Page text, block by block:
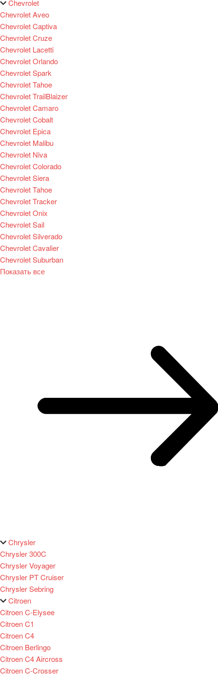
Chevrolet
Chevrolet Aveo
Chevrolet Captiva
Chevrolet Cruze
Chevrolet Lacetti
Chevrolet Orlando
Chevrolet Spark
Chevrolet Tahoe
Chevrolet TrailBlaizer
Chevrolet Camaro
Chevrolet Cobalt
Chevrolet Epica
Chevrolet Malibu
Chevrolet Niva
Chevrolet Colorado
Chevrolet Siera
Chevrolet Tahoe
Chevrolet Tracker
Chevrolet Onix
Chevrolet Sail
Chevrolet Silverado
Chevrolet Cavalier
Chevrolet Suburban
Показать все
Chrysler
Chrysler 300C
Chrysler Voyager
Chrysler PT Cruiser
Chrysler Sebring
Citroen
Citroen C-Elysee
Citroen C1
Citroen C4
Citroen Berlingo
Citroen C4 Aircross
Citroen C-Crosser